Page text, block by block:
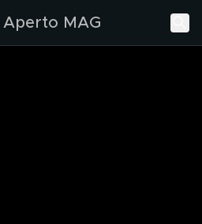
Aperto MAG